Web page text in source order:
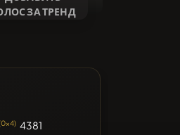
ЗА ТРЕНД
4381